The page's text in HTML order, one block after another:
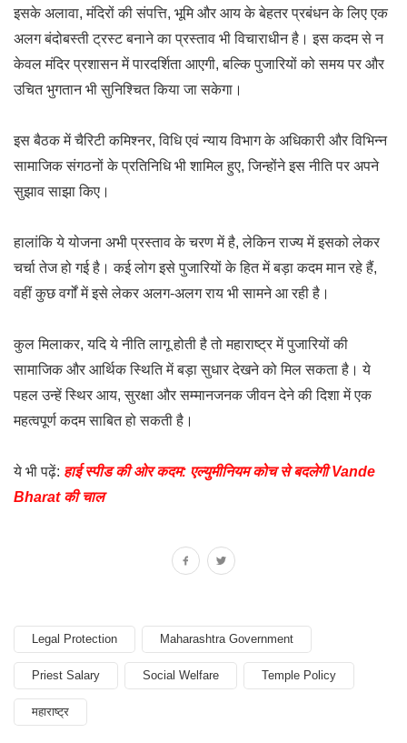
इसके अलावा, मंदिरों की संपत्ति, भूमि और आय के बेहतर प्रबंधन के लिए एक
अलग बंदोबस्ती ट्रस्ट बनाने का प्रस्ताव भी विचाराधीन है। इस कदम से न
केवल मंदिर प्रशासन में पारदर्शिता आएगी, बल्कि पुजारियों को समय पर और
उचित भुगतान भी सुनिश्चित किया जा सकेगा।
इस बैठक में चैरिटी कमिश्नर, विधि एवं न्याय विभाग के अधिकारी और विभिन्न
सामाजिक संगठनों के प्रतिनिधि भी शामिल हुए, जिन्होंने इस नीति पर अपने
सुझाव साझा किए।
हालांकि ये योजना अभी प्रस्ताव के चरण में है, लेकिन राज्य में इसको लेकर
चर्चा तेज हो गई है। कई लोग इसे पुजारियों के हित में बड़ा कदम मान रहे हैं,
वहीं कुछ वर्गों में इसे लेकर अलग-अलग राय भी सामने आ रही है।
कुल मिलाकर, यदि ये नीति लागू होती है तो महाराष्ट्र में पुजारियों की
सामाजिक और आर्थिक स्थिति में बड़ा सुधार देखने को मिल सकता है। ये
पहल उन्हें स्थिर आय, सुरक्षा और सम्मानजनक जीवन देने की दिशा में एक
महत्वपूर्ण कदम साबित हो सकती है।
ये भी पढ़ें: हाई स्पीड की ओर कदम: एल्युमीनियम कोच से बदलेगी Vande
Bharat की चाल
Legal Protection Maharashtra Government
Priest Salary Social Welfare Temple Policy
महाराष्ट्र